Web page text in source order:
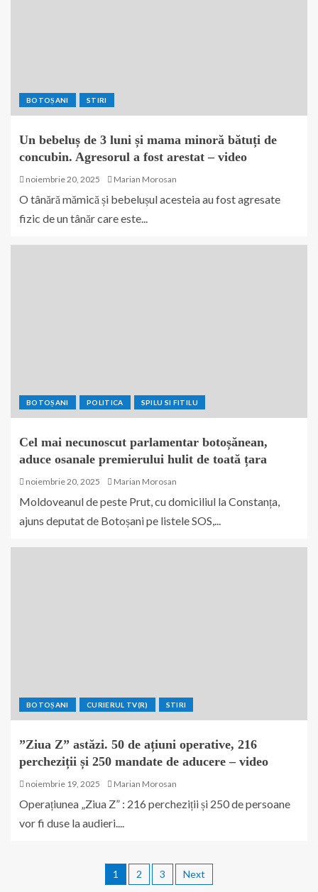
BOTOȘANI STIRI
Un bebeluș de 3 luni și mama minoră bătuți de
concubin. Agresorul a fost arestat – video
noiembrie 20, 2025 Marian Morosan
O tânără mămică și bebelușul acesteia au fost agresate
fizic de un tânăr care este...
BOTOȘANI POLITICA SPILU SI FITILU
Cel mai necunoscut parlamentar botoșănean,
aduce osanale premierului hulit de toată țara
noiembrie 20, 2025 Marian Morosan
Moldoveanul de peste Prut, cu domiciliul la Constanța,
ajuns deputat de Botoșani pe listele SOS,...
BOTOȘANI CURIERUL TV(R) STIRI
”Ziua Z” astăzi. 50 de ațiuni operative, 216
percheziții și 250 mandate de aducere – video
noiembrie 19, 2025 Marian Morosan
Operațiunea „Ziua Z” : 216 percheziții și 250 de persoane
vor fi duse la audieri....
1 2 3 Next